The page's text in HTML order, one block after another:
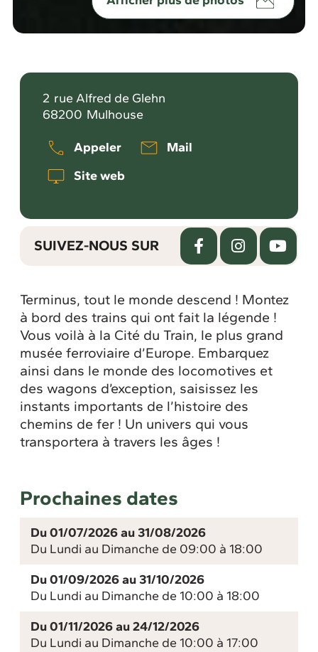
2 rue Alfred de Glehn
68200 Mulhouse
Appeler
Mail
Site web
SUIVEZ-NOUS SUR
Terminus, tout le monde descend ! Montez
à bord des trains qui ont fait la légende !
Vous voilà à la Cité du Train, le plus grand
musée ferroviaire d’Europe. Embarquez
ainsi dans le monde des locomotives et
des wagons d’exception, saisissez les
instants importants de l’histoire des
chemins de fer ! Un univers qui vous
transportera à travers les âges !
Prochaines dates
Du 01/07/2026 au 31/08/2026
Du Lundi au Dimanche de 09:00 à 18:00
Du 01/09/2026 au 31/10/2026
Du Lundi au Dimanche de 10:00 à 18:00
Du 01/11/2026 au 24/12/2026
Du Lundi au Dimanche de 10:00 à 17:00